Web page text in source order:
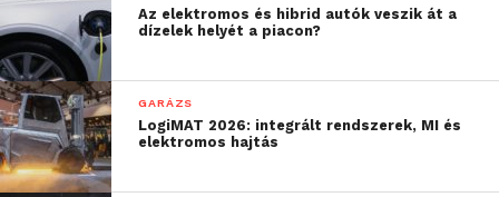
Az elektromos és hibrid autók veszik át a
dízelek helyét a piacon?
GARÁZS
LogiMAT 2026: integrált rendszerek, MI és
elektromos hajtás